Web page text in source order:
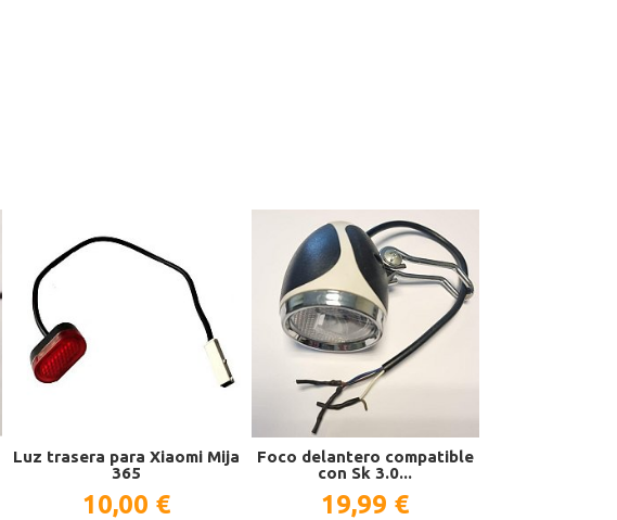
Luz trasera para Xiaomi Mija
365​
10,00 €
Foco delantero compatible
con Sk 3.0...
19,99 €